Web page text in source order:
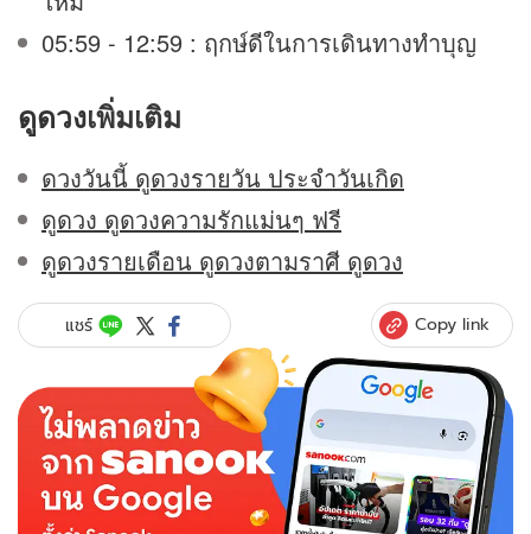
05:59 - 12:59 : ฤกษ์ดีในการเดินทางทำบุญ
ดูดวงเพิ่มเติม
ดวงวันนี้ ดูดวงรายวัน ประจำวันเกิด
ดูดวง ดูดวงความรักแม่นๆ ฟรี
ดูดวงรายเดือน ดูดวงตามราศี ดูดวง
แชร์ Copy link